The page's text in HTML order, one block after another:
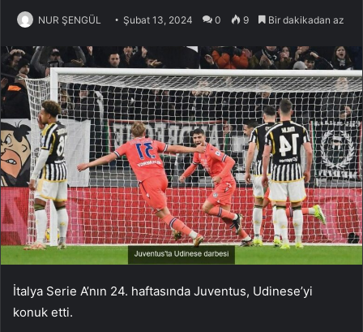
NUR ŞENGÜL Şubat 13, 2024 0 9 Bir dakikadan az
İtalya Serie A’nın 24. haftasında Juventus, Udinese’yi
konuk etti.